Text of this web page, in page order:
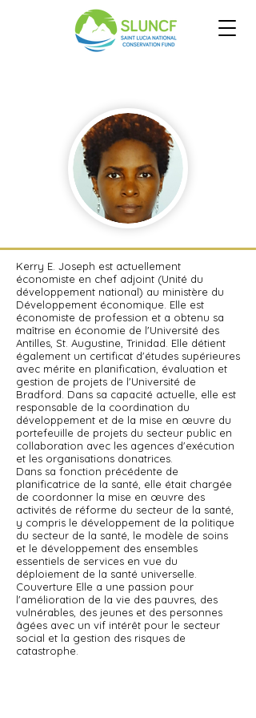
Kerry E. Joseph est actuellement
économiste en chef adjoint (Unité du
développement national) au ministère du
Développement économique. Elle est
économiste de profession et a obtenu sa
maîtrise en économie de l'Université des
Antilles, St. Augustine, Trinidad. Elle détient
également un certificat d'études supérieures
avec mérite en planification, évaluation et
gestion de projets de l'Université de
Bradford. Dans sa capacité actuelle, elle est
responsable de la coordination du
développement et de la mise en œuvre du
portefeuille de projets du secteur public en
collaboration avec les agences d'exécution
et les organisations donatrices.
Dans sa fonction précédente de
planificatrice de la santé, elle était chargée
de coordonner la mise en œuvre des
activités de réforme du secteur de la santé,
y compris le développement de la politique
du secteur de la santé, le modèle de soins
et le développement des ensembles
essentiels de services en vue du
déploiement de la santé universelle.
Couverture Elle a une passion pour
l'amélioration de la vie des pauvres, des
vulnérables, des jeunes et des personnes
âgées avec un vif intérêt pour le secteur
social et la gestion des risques de
catastrophe.